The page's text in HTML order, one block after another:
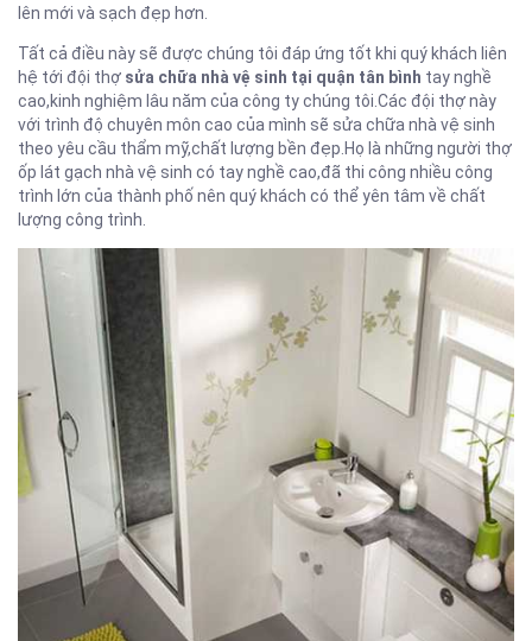
lên mới và sạch đẹp hơn.
Tất cả điều này sẽ được chúng tôi đáp ứng tốt khi quý khách liên
hệ tới đội thợ sửa chữa nhà vệ sinh tại quận tân bình tay nghề
cao,kinh nghiệm lâu năm của công ty chúng tôi.Các đội thợ này
với trình độ chuyên môn cao của mình sẽ sửa chữa nhà vệ sinh
theo yêu cầu thẩm mỹ,chất lượng bền đẹp.Họ là những người thợ
ốp lát gạch nhà vệ sinh có tay nghề cao,đã thi công nhiều công
trình lớn của thành phố nên quý khách có thể yên tâm về chất
lượng công trình.